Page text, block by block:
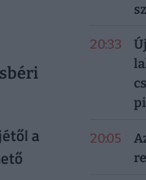
a
20:33
20:05